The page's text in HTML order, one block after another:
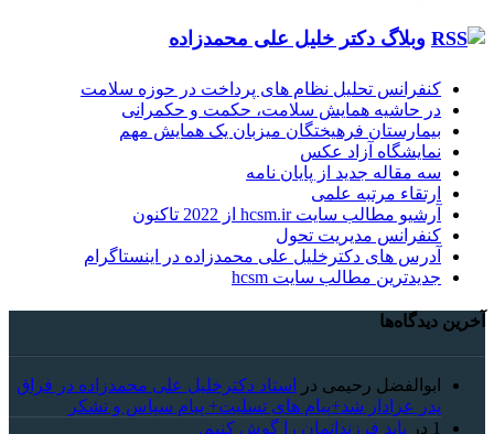
وبلاگ دکتر خلیل علی محمدزاده
کنفرانس تحلیل نظام های پرداخت در حوزه سلامت
در حاشیه همایش سلامت، حکمت و حکمرانی
بیمارستان فرهیختگان میزبان یک همایش مهم
نمایشگاه آزاد عکس
سه مقاله جدید از پایان نامه
ارتقاء مرتبه علمی
آرشیو مطالب سایت hcsm.ir از 2022 تاکنون
کنفرانس مدیریت تحول
آدرس های دکترخلیل علی محمدزاده در اینستاگرام
جدیدترین مطالب سایت hcsm
آخرین دیدگاه‌ها
ابوالفضل رحیمی در
استاد دکترخلیل علی محمدزاده در فراق
پدر عزادار شد+پیام های تسلیت+ پیام سپاس و تشکر
1 در باید فرزندانمان را گوش کنیم.